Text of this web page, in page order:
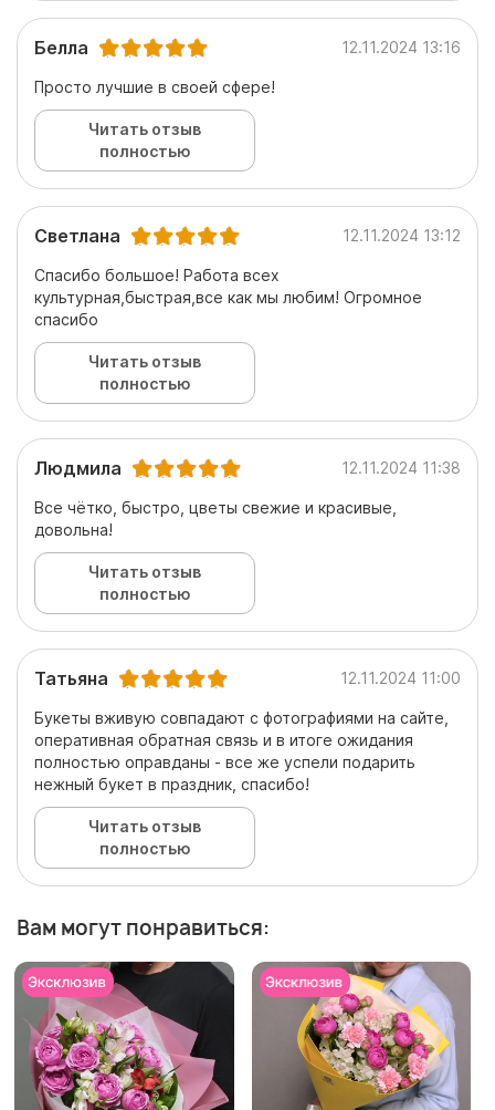
Белла 12.11.2024 13:16
Просто лучшие в своей сфере!
Читать отзыв
полностью
Светлана 12.11.2024 13:12
Спасибо большое! Работа всех
культурная,быстрая,все как мы любим! Огромное
спасибо
Читать отзыв
полностью
Людмила 12.11.2024 11:38
Все чётко, быстро, цветы свежие и красивые,
довольна!
Читать отзыв
полностью
Татьяна 12.11.2024 11:00
Букеты вживую совпадают с фотографиями на сайте,
оперативная обратная связь и в итоге ожидания
полностью оправданы - все же успели подарить
нежный букет в праздник, спасибо!
Читать отзыв
полностью
Вам могут понравиться: